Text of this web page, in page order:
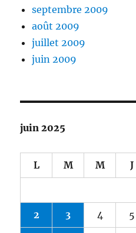
septembre 2009
août 2009
juillet 2009
juin 2009
juin 2025
L M M J
2 3 4 5